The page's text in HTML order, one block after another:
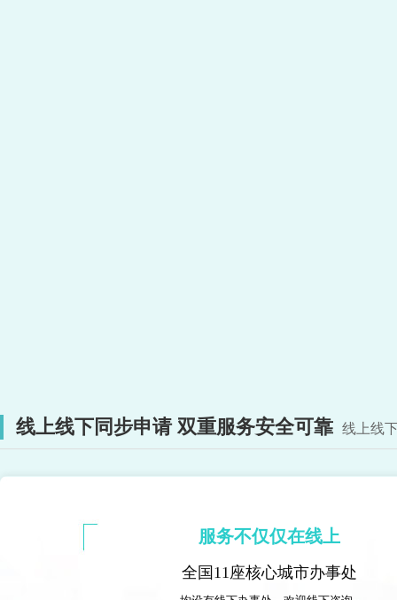
线上线下同步申请 双重服务安全可靠 线上线
服务不仅仅在线上
全国11座核心城市办事处